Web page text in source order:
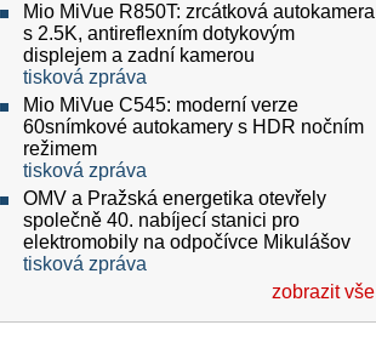
Mio MiVue R850T: zrcátková autokamera
s 2.5K, antireflexním dotykovým
displejem a zadní kamerou
tisková zpráva
Mio MiVue C545: moderní verze
60snímkové autokamery s HDR nočním
režimem
tisková zpráva
OMV a Pražská energetika otevřely
společně 40. nabíjecí stanici pro
elektromobily na odpočívce Mikulášov
tisková zpráva
zobrazit vše